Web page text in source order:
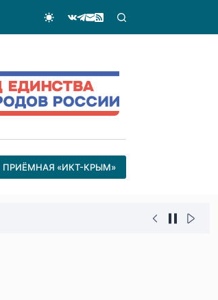
«ИКТ-КРЫМ»